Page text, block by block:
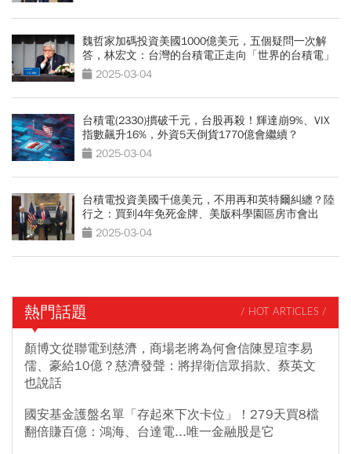
魏哲家加碼投資美國1000億美元，五個疑問一次解
答，林宏文：台灣的台積電正走向「世界的台積電」
2025-03-04
台積電(2330)摜破千元，台股再殺！輝達崩9%、VIX
指數飆升16%，外資5天倒貨1770億會繼續？
2025-03-04
台積電投資美國千億美元，不用再和英特爾糾纏？陸
行之：買到4年免死金牌、美版科學園區房市會出
現？2025-03-04
熱門話題 / HOT ARTICLES /
顏博文從聯電到慈濟，商場老將為何會信陳昱瑄李易
儒、豪給10億？慈濟發聲：將捍衛信眾捐款、蔡英文
也說話
國安基金護盤名單「存起來下次卡位」！279天買8檔
翻倍賺百億：鴻海、台達電...唯一金融股是它